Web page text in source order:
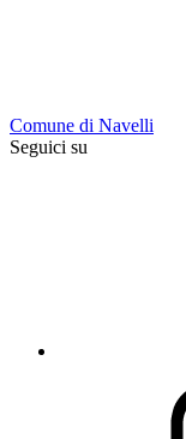
Comune di Navelli
Seguici su